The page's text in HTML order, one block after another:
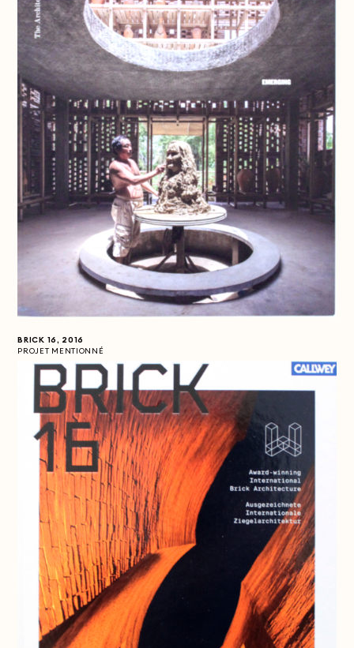
BRICK 16, 2016
PROJET MENTIONNÉ